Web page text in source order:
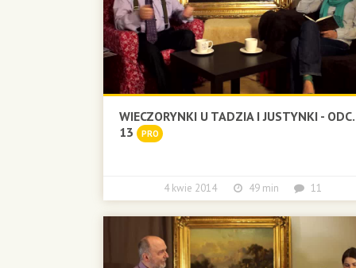
WIECZORYNKI U TADZIA I JUSTYNKI - ODC.
13
PRO
4 kwie 2014 49 min 11